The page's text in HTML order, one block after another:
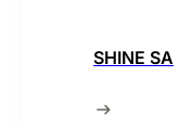
SHINE SA